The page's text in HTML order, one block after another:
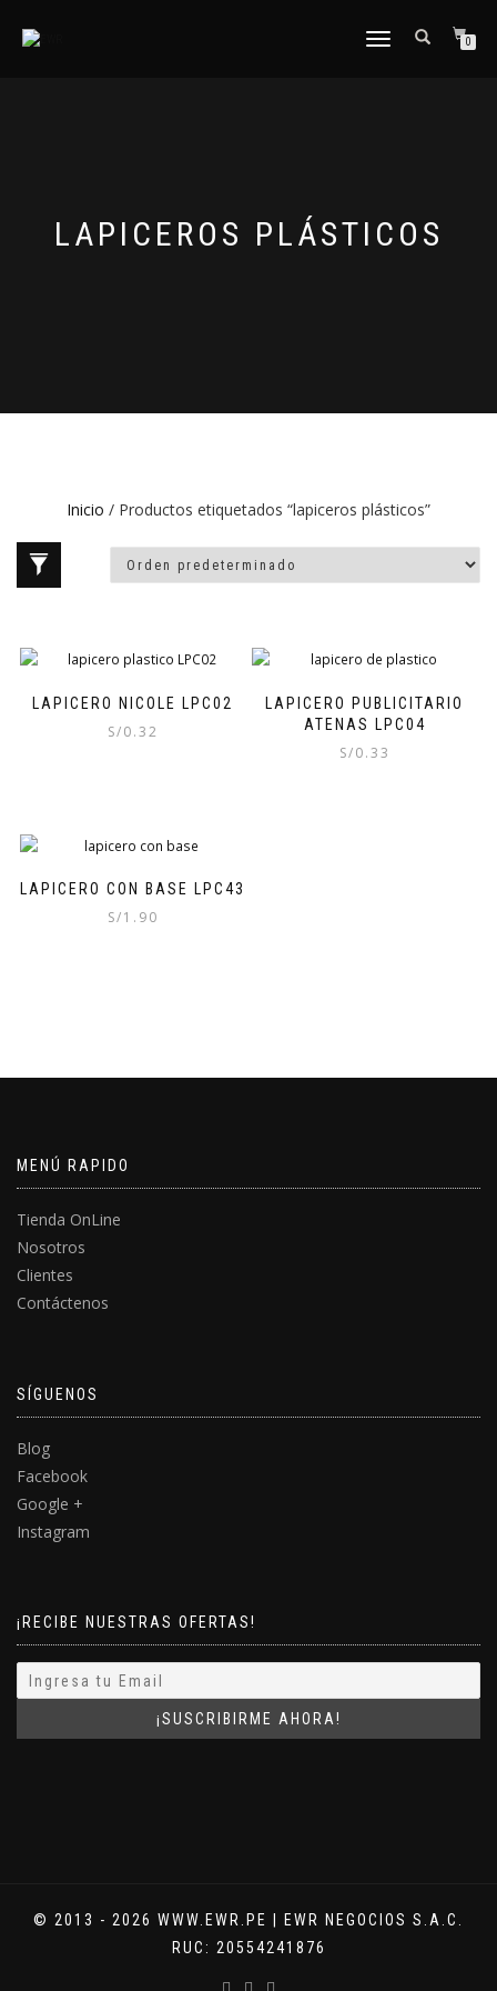
CAMBIAR
0
LAPICEROS PLÁSTICOS
Inicio / Productos etiquetados “lapiceros plásticos”
LAPICERO NICOLE LPC02
S/0.32
LAPICERO PUBLICITARIO
ATENAS LPC04
S/0.33
LAPICERO CON BASE LPC43
S/1.90
MENÚ RAPIDO
Tienda OnLine
Nosotros
Clientes
Contáctenos
SÍGUENOS
Blog
Facebook
Google +
Instagram
¡RECIBE NUESTRAS OFERTAS!
© 2013 - 2026 WWW.EWR.PE | EWR NEGOCIOS S.A.C.
RUC: 20554241876